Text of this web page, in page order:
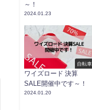
～！
2024.01.23
自転車
ワイズロード 決算
SALE開催中です～！
2024.01.20